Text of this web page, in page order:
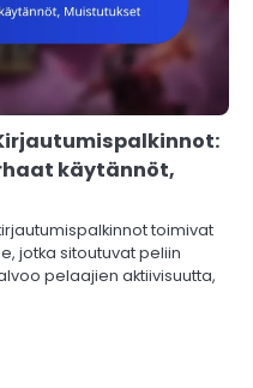
käytännöt,
toimivat
jotka sitoutuvat peliin
pelaajien aktiivisuutta,